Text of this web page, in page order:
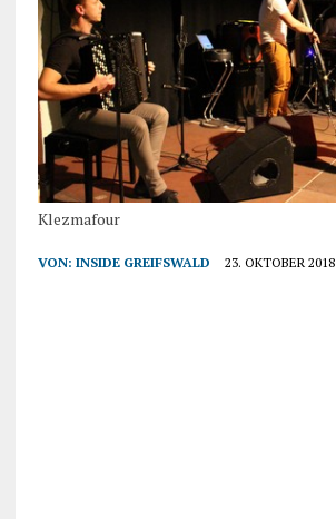
Klezmafour
VON: INSIDE GREIFSWALD 23. OKTOBER 2018